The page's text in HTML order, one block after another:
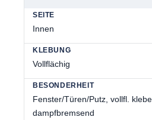
Innen
Vollflächig
Fenster/Türen/Putz, vollfl.
dampfbremsend